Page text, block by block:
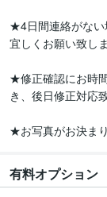
★4日間連絡がない
宜しくお願い致し
★修正確認にお時
き、後日修正対応
★お写真がお決ま
有料オプション